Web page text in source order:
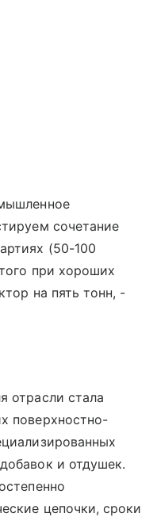
сочетание
(50-100
при хороших
на пять тонн, -
отрасли стала
поверхностно-
и отдушек.
цепочки, сроки